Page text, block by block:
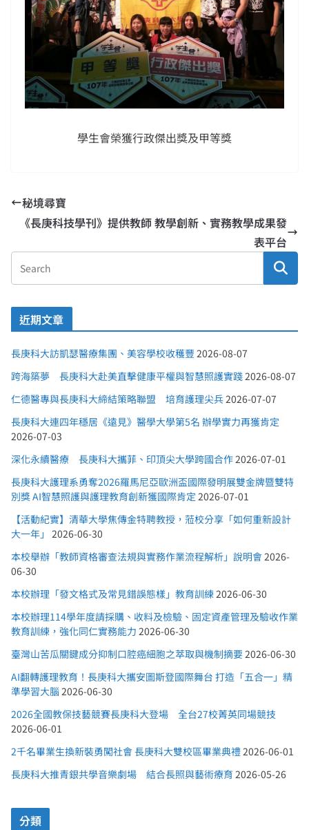
學生會榮獲行政傑出獎及甲等獎
秘境尋寶
《長庚科技學刊》提供教師 教學創新、實務教學成果發
表平台
近期文章
長庚科大訪凱瑟醫療集團、美容學校收穫豐 2026-08-07
跨海築夢 長庚科大赴美直擊健康平權與智慧照護實踐2026-08-07
仁德醫專與長庚科大締結策略聯盟 培育護理尖兵2026-07-07
長庚科大連四年穩居《遠見》醫學大學第5名 辦學實力再獲肯定
2026-07-03
深化永續醫療 長庚科大攜菲、印頂尖大學跨國合作2026-07-01
長庚科大護理系勇奪2026羅馬尼亞歐洲盃國際發明展雙金牌暨雙特
別獎 AI智慧照護與護理教育創新獲國際肯定 2026-07-01
【活動紀實】清華大學焦傳金特聘教授，蒞校分享「如何重新設計
大一年」 2026-06-30
本校舉辦「教師資格審查法規與實務作業流程解析」說明會2026-
06-30
本校辦理「發文格式及常見錯誤態樣」教育訓練2026-06-30
本校辦理114學年度請採購、收料及檢驗、固定資產管理及驗收作業
教育訓練，強化同仁實務能力 2026-06-30
臺灣山苦瓜關鍵成分抑制口腔癌細胞之萃取與機制摘要2026-06-30
AI翻轉護理教育！長庚科大攜安圖斯登國際舞台 打造「五合一」精
準學習大腦 2026-06-30
2026全國教保技藝競賽長庚科大登場 全台27校菁英同場競技
2026-06-01
2千名畢業生換新裝勇闖社會 長庚科大雙校區畢業典禮2026-06-01
長庚科大推青銀共學音樂劇場 結合長照與藝術療育 2026-05-26
分類